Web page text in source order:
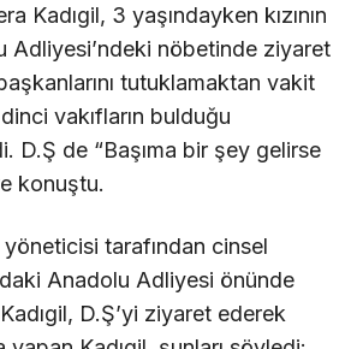
Kadıgil, 3 yaşındayken kızının
Adliyesi’ndeki nöbetinde ziyaret
tutuklamaktan vakit
vakıfların bulduğu
D.Ş de “Başıma bir şey gelirse
konuştu.
tarafından cinsel
Anadolu Adliyesi önünde
D.Ş’yi ziyaret ederek